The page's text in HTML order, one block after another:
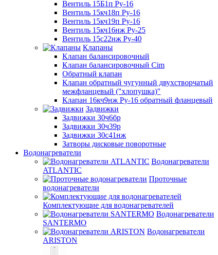
Вентиль 15Б1п Ру-16
Вентиль 15кч18п Ру-16
Вентиль 15кч19п Ру-16
Вентиль 15кч16нж Ру-25
Вентиль 15с22нж Ру-40
Клапаны
Клапан балансировочный
Клапан балансировочный Cim
Обратный клапан
Клапан обратный чугунный двухстворчатый
межфланцевый ("хлопушка)"
Клапан 16кч9нж Ру-16 обратный фланцевый
Задвижки
Задвижки 30ч6бр
Задвижки 30ч39р
Задвижки 30с41нж
Затворы дисковые поворотные
Водонагреватели
Водонагреватели
ATLANTIC
Проточные
водонагреватели
Комплектующие для водонагревателей
Водонагреватели
SANTERMO
Водонагреватели
ARISTON